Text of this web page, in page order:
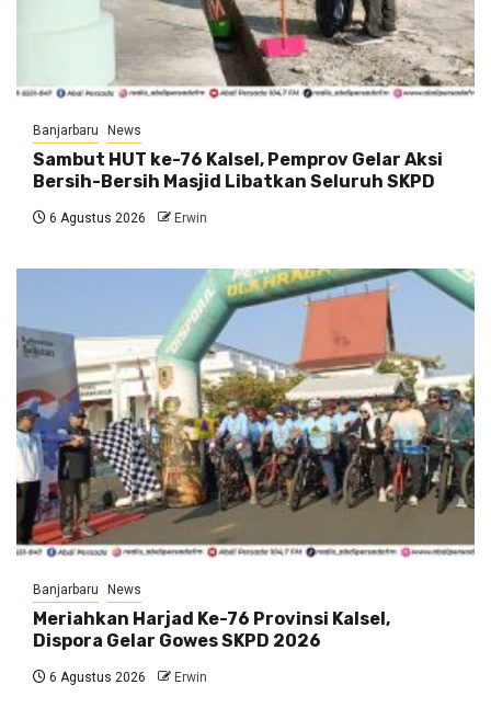
Banjarbaru News
Sambut HUT ke-76 Kalsel, Pemprov Gelar Aksi
Bersih-Bersih Masjid Libatkan Seluruh SKPD
6 Agustus 2026 Erwin
Banjarbaru News
Meriahkan Harjad Ke-76 Provinsi Kalsel,
Dispora Gelar Gowes SKPD 2026
6 Agustus 2026 Erwin